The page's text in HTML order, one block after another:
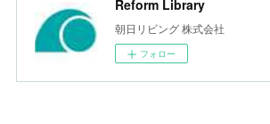
Reform Library
朝日リビング 株式会社
フォロー